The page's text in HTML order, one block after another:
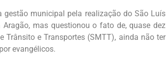
gestão municipal pela realização do São Luís
mas questionou o fato de, quase dez
e Transportes (SMTT), ainda não ter
evangélicos.